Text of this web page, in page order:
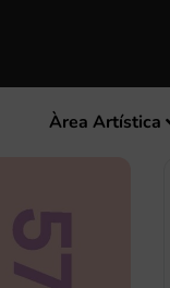
Àrea Artística